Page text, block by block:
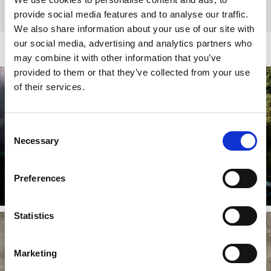
provide social media features and to analyse our traffic.
We also share information about your use of our site with
our social media, advertising and analytics partners who
may combine it with other information that you’ve
provided to them or that they’ve collected from your use
of their services.
Selection
Necessary
Preferences
Statistics
Marketing
Sehen und erleben
Dalsland Kanal
Eine verrückte Idee, die über 150 Jahre alt ist. Nicht viele
Eisenbahnbauer Nils Ericson ...